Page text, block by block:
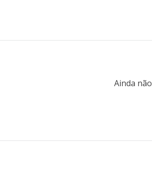
Ainda